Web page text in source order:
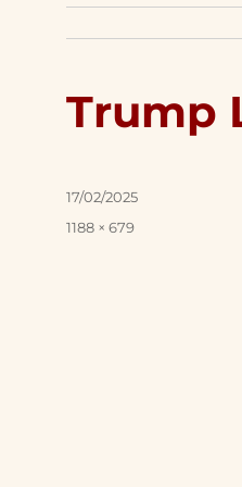
Trump
Posted
17/02/2025
Full
1188 × 679